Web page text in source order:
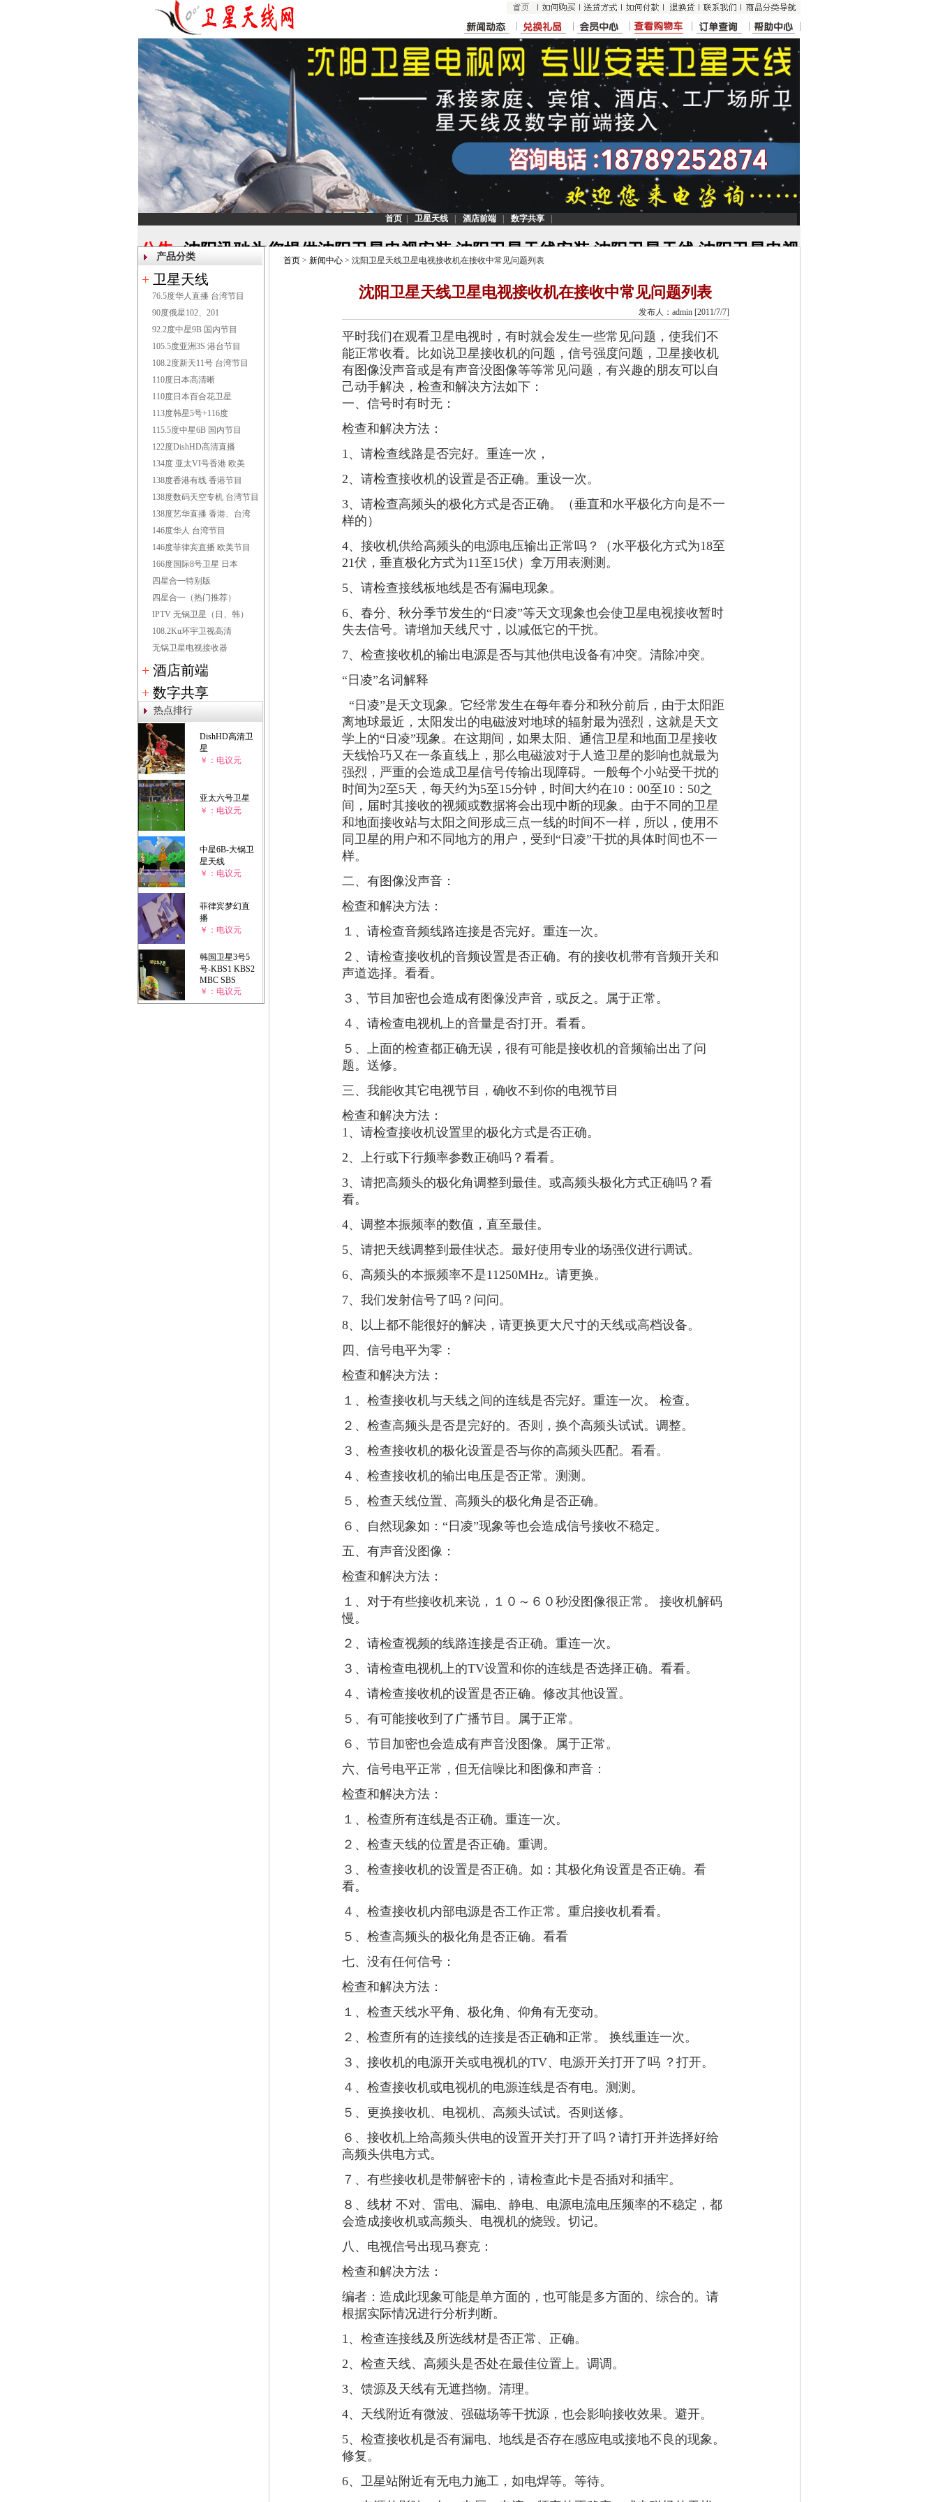
<
首页| 卫星天线 酒店前端 数字共享
公告: 沈阳迅驰为您提供沈阳卫星电视安装,沈阳卫星天线安装,沈阳卫星天线,沈阳卫星电视
调试,沈阳安装卫星天线,沈阳安装卫星电视接收器,宾馆酒店卫星电视安装等服务
[2024/3/27]
产品分类
+ 卫星天线
76.5度华人直播 台湾节目
90度俄星102、201
92.2度中星9B 国内节目
105.5度亚洲3S 港台节目
108.2度新天11号 台湾节目
110度日本高清晰
110度日本百合花卫星
113度韩星5号+116度
115.5度中星6B 国内节目
122度DishHD高清直播
134度 亚太VI号香港 欧美
138度香港有线 香港节目
138度数码天空专机 台湾节目
138度艺华直播 香港、台湾
146度华人 台湾节目
146度菲律宾直播 欧美节目
166度国际8号卫星 日本
四星合一特别版
四星合一（热门推荐）
IPTV 无锅卫星（日、韩）
108.2Ku环宇卫视高清
无锅卫星电视接收器
+ 酒店前端
+ 数字共享
热点排行
DishHD高清卫
星
￥：电议元
亚太六号卫星
￥：电议元
中星6B-大锅卫
星天线
￥：电议元
菲律宾梦幻直
播
￥：电议元
韩国卫星3号5
号-KBS1 KBS2
MBC SBS
￥：电议元
首页 > 新闻中心 > 沈阳卫星天线卫星电视接收机在接收中常见问题列表
沈阳卫星天线卫星电视接收机在接收中常见问题列表
发布人：admin [2011/7/7]
平时我们在观看卫星电视时，有时就会发生一些常见问题，使我们不
能正常收看。比如说卫星接收机的问题，信号强度问题，卫星接收机
有图像没声音或是有声音没图像等等常见问题，有兴趣的朋友可以自
己动手解决，检查和解决方法如下：
一、信号时有时无：
检查和解决方法：
1、请检查线路是否完好。重连一次，
2、请检查接收机的设置是否正确。重设一次。
3、请检查高频头的极化方式是否正确。（垂直和水平极化方向是不一
样的）
4、接收机供给高频头的电源电压输出正常吗？（水平极化方式为18至
21伏，垂直极化方式为11至15伏）拿万用表测测。
5、请检查接线板地线是否有漏电现象。
6、春分、秋分季节发生的“日凌”等天文现象也会使卫星电视接收暂时
失去信号。请增加天线尺寸，以减低它的干扰。
7、检查接收机的输出电源是否与其他供电设备有冲突。清除冲突。
“日凌”名词解释
“日凌”是天文现象。它经常发生在每年春分和秋分前后，由于太阳距
离地球最近，太阳发出的电磁波对地球的辐射最为强烈，这就是天文
学上的“日凌”现象。在这期间，如果太阳、通信卫星和地面卫星接收
天线恰巧又在一条直线上，那么电磁波对于人造卫星的影响也就最为
强烈，严重的会造成卫星信号传输出现障碍。一般每个小站受干扰的
时间为2至5天，每天约为5至15分钟，时间大约在10：00至10：50之
间，届时其接收的视频或数据将会出现中断的现象。由于不同的卫星
和地面接收站与太阳之间形成三点一线的时间不一样，所以，使用不
同卫星的用户和不同地方的用户，受到“日凌”干扰的具体时间也不一
样。
二、有图像没声音：
检查和解决方法：
１、请检查音频线路连接是否完好。重连一次。
２、请检查接收机的音频设置是否正确。有的接收机带有音频开关和
声道选择。看看。
３、节目加密也会造成有图像没声音，或反之。属于正常。
４、请检查电视机上的音量是否打开。看看。
５、上面的检查都正确无误，很有可能是接收机的音频输出出了问
题。送修。
三、我能收其它电视节目，确收不到你的电视节目
检查和解决方法：
1、请检查接收机设置里的极化方式是否正确。
2、上行或下行频率参数正确吗？看看。
3、请把高频头的极化角调整到最佳。或高频头极化方式正确吗？看
看。
4、调整本振频率的数值，直至最佳。
5、请把天线调整到最佳状态。最好使用专业的场强仪进行调试。
6、高频头的本振频率不是11250MHz。请更换。
7、我们发射信号了吗？问问。
8、以上都不能很好的解决，请更换更大尺寸的天线或高档设备。
四、信号电平为零：
检查和解决方法：
１、检查接收机与天线之间的连线是否完好。重连一次。 检查。
２、检查高频头是否是完好的。否则，换个高频头试试。调整。
３、检查接收机的极化设置是否与你的高频头匹配。看看。
４、检查接收机的输出电压是否正常。测测。
５、检查天线位置、高频头的极化角是否正确。
６、自然现象如：“日凌”现象等也会造成信号接收不稳定。
五、有声音没图像：
检查和解决方法：
１、对于有些接收机来说，１０～６０秒没图像很正常。 接收机解码
慢。
２、请检查视频的线路连接是否正确。重连一次。
３、请检查电视机上的TV设置和你的连线是否选择正确。看看。
４、请检查接收机的设置是否正确。修改其他设置。
５、有可能接收到了广播节目。属于正常。
６、节目加密也会造成有声音没图像。属于正常。
六、信号电平正常，但无信噪比和图像和声音：
检查和解决方法：
１、检查所有连线是否正确。重连一次。
２、检查天线的位置是否正确。重调。
３、检查接收机的设置是否正确。如：其极化角设置是否正确。看
看。
４、检查接收机内部电源是否工作正常。重启接收机看看。
５、检查高频头的极化角是否正确。看看
七、没有任何信号：
检查和解决方法：
１、检查天线水平角、极化角、仰角有无变动。
２、检查所有的连接线的连接是否正确和正常。 换线重连一次。
３、接收机的电源开关或电视机的TV、电源开关打开了吗 ？打开。
４、检查接收机或电视机的电源连线是否有电。测测。
５、更换接收机、电视机、高频头试试。否则送修。
６、接收机上给高频头供电的设置开关打开了吗？请打开并选择好给
高频头供电方式。
７、有些接收机是带解密卡的，请检查此卡是否插对和插牢。
８、线材 不对、雷电、漏电、静电、电源电流电压频率的不稳定，都
会造成接收机或高频头、电视机的烧毁。切记。
八、电视信号出现马赛克：
检查和解决方法：
编者：造成此现象可能是单方面的，也可能是多方面的、综合的。请
根据实际情况进行分析判断。
1、检查连接线及所选线材是否正常、正确。
2、检查天线、高频头是否处在最佳位置上。调调。
3、馈源及天线有无遮挡物。清理。
4、天线附近有微波、强磁场等干扰源，也会影响接收效果。避开。
5、检查接收机是否有漏电、地线是否存在感应电或接地不良的现象。
修复。
6、卫星站附近有无电力施工，如电焊等。等待。